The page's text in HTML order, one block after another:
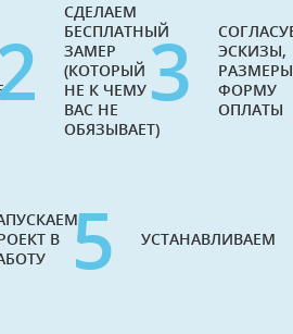
СДЕЛАЕМ
БЕСПЛАТНЫЙ
ЗАМЕР
(КОТОРЫЙ
НЕ К ЧЕМУ
ВАС НЕ
ОБЯЗЫВАЕТ)
3
ЭСКИЗЫ,
ФОРМУ
ОПЛАТЫ
В 5 УСТАНАВЛИВАЕМ